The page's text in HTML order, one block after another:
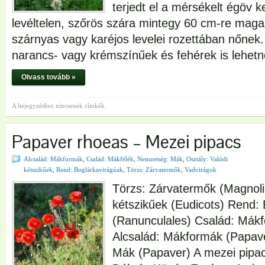
terjedt el a mérsékelt égöv
levéltelen, szőrös szára mintegy 60 cm-re
szárnyas vagy karéjos levelei rozettában
narancs- vagy krémszínűek és fehérek is
Olvass tovább »
A bejegyzéshez nincsenek címkék.
Papaver rhoeas – Mezei pipacs
Alcsalád: Mákformák Család: Mákfélék Nemzetség: Mák Osztály: Valódi
kétszikűek Rend: Boglárkavirágúak Törzs: Zárvatermők Vadvirágok
Törzs: Zárvatermők
kétszikűek (Eudicots) Rend:
(Ranunculales) Család:
Alcsalád: Mákformák
Mák (Papaver) A mezei